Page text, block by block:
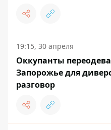
19:15, 30 апреля
Оккупанты
Запорожье для
разговор